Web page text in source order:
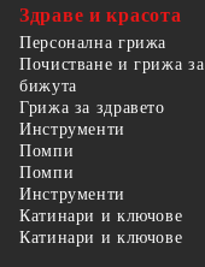
Здраве и красота
Персонална грижа
Почистване и грижа за
бижута
Грижа за здравето
Инструменти
Помпи
Помпи
Инструменти
Катинари и ключове
Катинари и ключове